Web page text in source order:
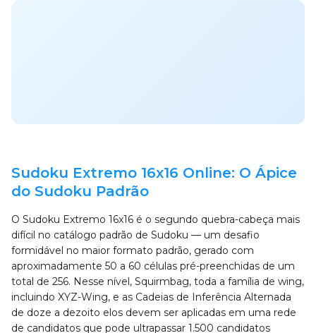
Sudoku Extremo 16x16 Online: O Ápice
do Sudoku Padrão
O Sudoku Extremo 16x16 é o segundo quebra-cabeça mais
difícil no catálogo padrão de Sudoku — um desafio
formidável no maior formato padrão, gerado com
aproximadamente 50 a 60 células pré-preenchidas de um
total de 256. Nesse nível, Squirmbag, toda a família de wing,
incluindo XYZ-Wing, e as Cadeias de Inferência Alternada
de doze a dezoito elos devem ser aplicadas em uma rede
de candidatos que pode ultrapassar 1.500 candidatos